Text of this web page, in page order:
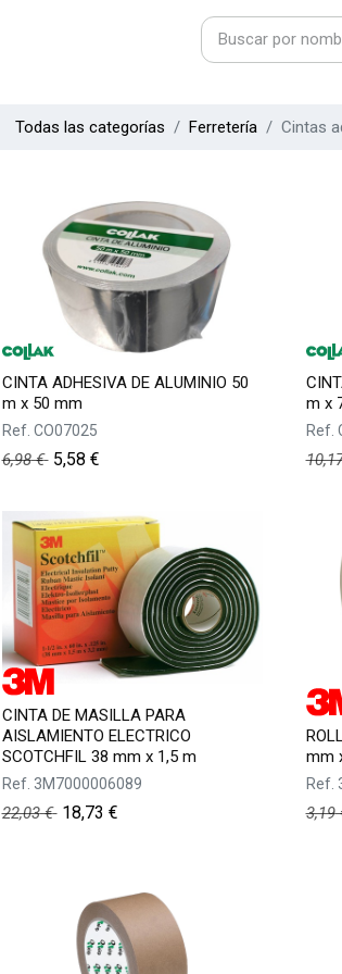
Todas las categorías Ferretería Cintas
CINTA ADHESIVA DE ALUMINIO 50
m x 50 mm
Ref. CO07025
6,98€ 5,58 €
m x
Ref.
CINTA DE MASILLA PARA
AISLAMIENTO ELECTRICO
SCOTCHFIL 38 mm x 1,5 m
Ref. 3M7000006089
22,03€ 18,73 €
mm
Ref.
3,19